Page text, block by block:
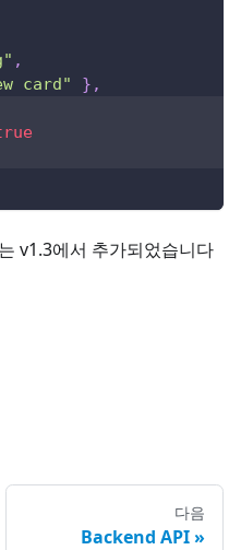
,
card" } ,
v1.3에서 추가되었습니다
다음
Backend API